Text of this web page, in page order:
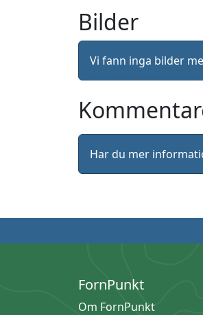
Bilder
Vi fann inga bilder
Har du mer
FornPunkt
Om FornPunkt